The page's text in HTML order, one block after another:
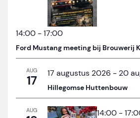
14:00 -17:00
Ford Mustang meeting bij Brouwerij
AUG
17 17 augustus 2026 - 20
Hillegomse Huttenbouw
AUG 14:00 -